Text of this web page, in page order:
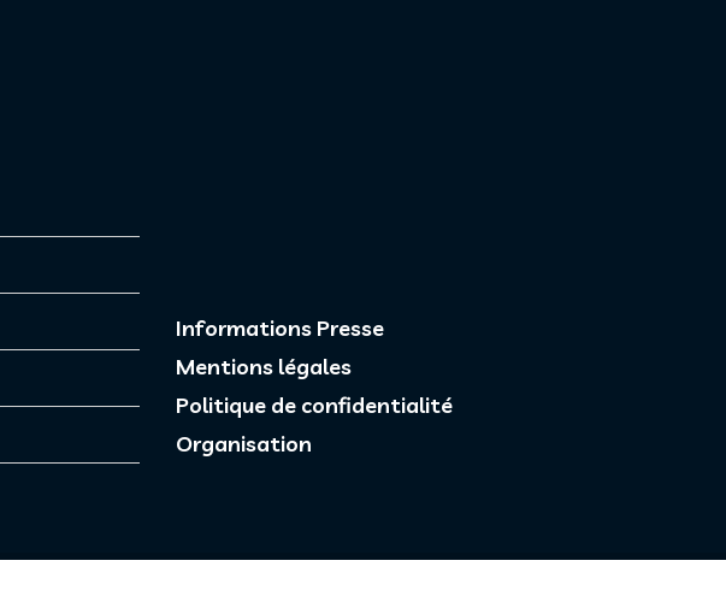
Informations Presse
Mentions légales
Politique de confidentialité
Organisation